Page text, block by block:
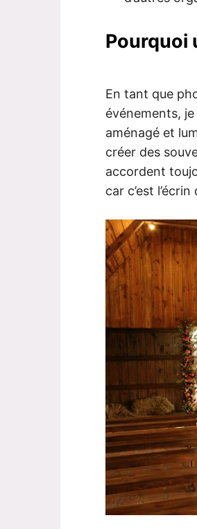
Pourquoi
En tant que
événements,
aménagé et
créer des
accordent
car c’est